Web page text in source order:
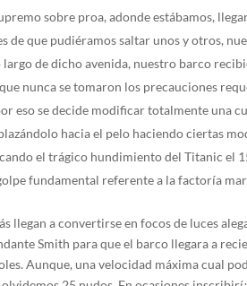
sobre proa, adonde estábamos,
de que pudiéramos saltar unos y otros,
largo de dicho avenida, nuestro barco
nunca se tomaron los precauciones
eso se decide modificar totalmente una
hacia el pelo haciendo ciertas
el trágico hundimiento del Titanic el
fundamental referente a la factoría
llegan a convertirse en focos de luces
Smith para que el barco llegara a
Aunque, una velocidad máxima cual